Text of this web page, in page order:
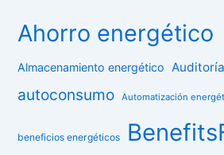
Ahorro energético
Almacenamiento energético
autoconsumo Automatización
beneficios energéticos